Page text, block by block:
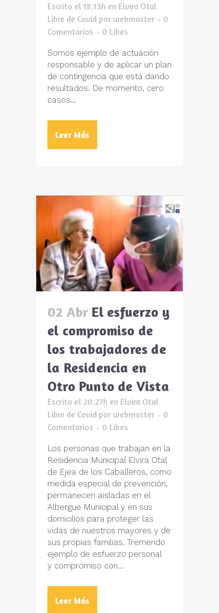
Escrito el 18:13h en Elvira Otal
Libre de Covidpor webmaster
0
Comentarios
0 Likes
Somos ejemplo de actuación
responsable y de aplicar un plan
de contingencia que está dando
resultados. De momento, cero
casos...
Leer Más
02 Abr El esfuerzo y
el compromiso de
los trabajadores de
la Residencia en
Otro Punto de Vista
Escrito el 20:27h en Elvira Otal
Libre de Covidpor webmaster
0
Comentarios
0 Likes
Los personas que trabajan en la
Residencia Municipal Elvira Otal
de Ejea de los Caballeros, como
medida especial de prevención,
permanecen aisladas en el
Albergue Municipal y en sus
domicilios para proteger las
vidas de nuestros mayores y de
sus propias familias. Tremendo
ejemplo de esfuerzo personal
y compromiso con...
Leer Más